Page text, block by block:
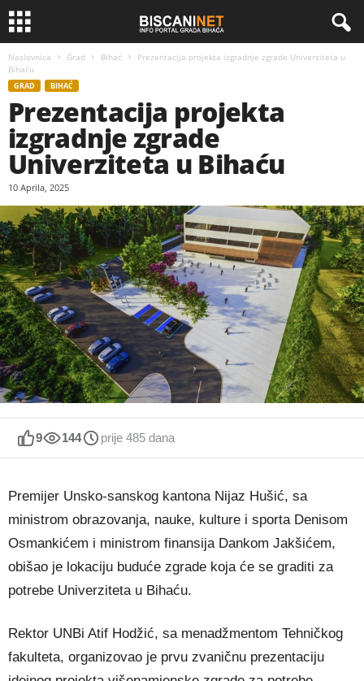
Naslovnica Grad Bihać
Prezentacija projekta izgradnje zgrade Univerziteta u
Bihaću
GRAD BIHAĆ
Prezentacija projekta
izgradnje zgrade
Univerziteta u Bihaću
10 Aprila, 2025
9 144 prije 485 dana
Premijer Unsko-sanskog kantona Nijaz Hušić, sa
ministrom obrazovanja, nauke, kulture i sporta Denisom
Osmankićem i ministrom finansija Dankom Jakšićem,
obišao je lokaciju buduće zgrade koja će se graditi za
potrebe Univerziteta u Bihaću.
Rektor UNBi Atif Hodžić, sa menadžmentom Tehničkog
fakulteta, organizovao je prvu zvaničnu prezentaciju